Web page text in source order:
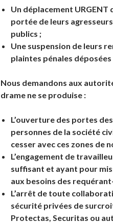
Un déplacement
portée de leurs
publics ;
Une suspension de leurs
plaintes pénales
Nous demandons aux
drame ne se produise :
L’ouverture des portes
personnes de la société
cesser avec ces zones de
L’engagement de
suffisant et ayant pour
aux besoins des
L’arrêt de toute
sécurité privées de
Protectas, Securitas ou